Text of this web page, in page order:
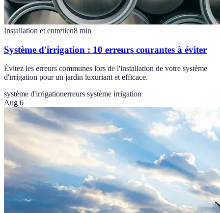
Installation et entretien8 min
Système d'irrigation : 10 erreurs courantes à éviter
Évitez les erreurs communes lors de l'installation de votre système
d'irrigation pour un jardin luxuriant et efficace.
système d'irrigationerreurs système irrigation
Aug 6